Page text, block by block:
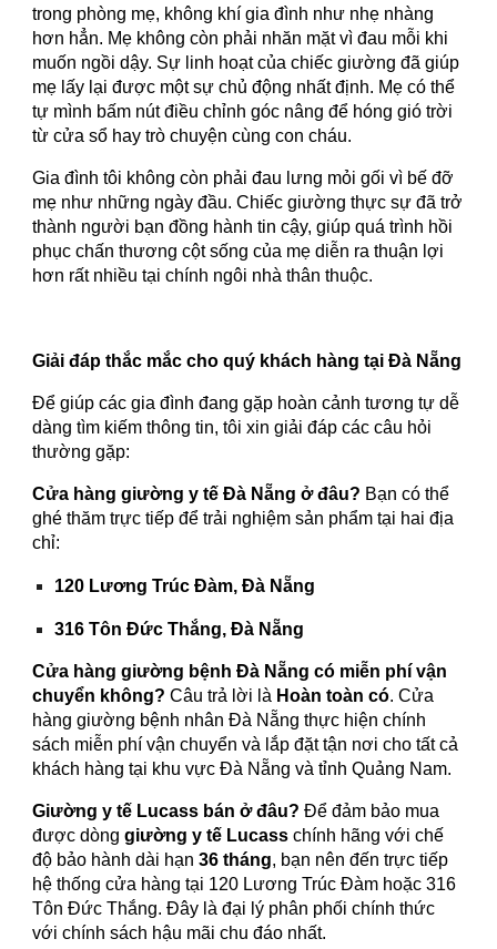
trong phòng mẹ, không khí gia đình như nhẹ nhàng
hơn hẳn. Mẹ không còn phải nhăn mặt vì đau mỗi khi
muốn ngồi dậy. Sự linh hoạt của chiếc giường đã giúp
mẹ lấy lại được một sự chủ động nhất định. Mẹ có thể
tự mình bấm nút điều chỉnh góc nâng để hóng gió trời
từ cửa sổ hay trò chuyện cùng con cháu.
Gia đình tôi không còn phải đau lưng mỏi gối vì bế đỡ
mẹ như những ngày đầu. Chiếc giường thực sự đã trở
thành người bạn đồng hành tin cậy, giúp quá trình hồi
phục chấn thương cột sống của mẹ diễn ra thuận lợi
hơn rất nhiều tại chính ngôi nhà thân thuộc.
Giải đáp thắc mắc cho quý khách hàng tại Đà Nẵng
Để giúp các gia đình đang gặp hoàn cảnh tương tự dễ
dàng tìm kiếm thông tin, tôi xin giải đáp các câu hỏi
thường gặp:
Cửa hàng giường y tế Đà Nẵng ở đâu? Bạn có thể
ghé thăm trực tiếp để trải nghiệm sản phẩm tại hai địa
chỉ:
120 Lương Trúc Đàm, Đà Nẵng
316 Tôn Đức Thắng, Đà Nẵng
Cửa hàng giường bệnh Đà Nẵng có miễn phí vận
chuyển không? Câu trả lời là Hoàn toàn có. Cửa
hàng giường bệnh nhân Đà Nẵng thực hiện chính
sách miễn phí vận chuyển và lắp đặt tận nơi cho tất cả
khách hàng tại khu vực Đà Nẵng và tỉnh Quảng Nam.
Giường y tế Lucass bán ở đâu? Để đảm bảo mua
được dònggiường y tế Lucass chính hãng với chế
độ bảo hành dài hạn36 tháng, bạn nên đến trực tiếp
hệ thống cửa hàng tại 120 Lương Trúc Đàm hoặc 316
Tôn Đức Thắng. Đây là đại lý phân phối chính thức
với chính sách hậu mãi chu đáo nhất.